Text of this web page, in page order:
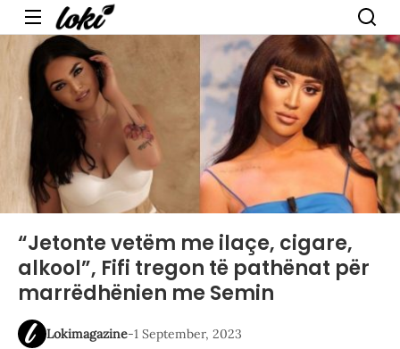
Menu
“Jetonte vetëm me ilaçe, cigare,
alkool”, Fifi tregon të pathënat për
marrëdhënien me Semin
Lokimagazine-1 September, 2023